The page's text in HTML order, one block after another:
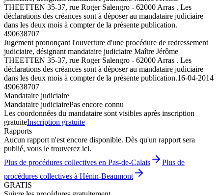
THEETTEN 35-37, rue Roger Salengro - 62000 Arras . Les
déclarations des créances sont à déposer au mandataire judiciaire
dans les deux mois à compter de la présente publication.
490638707
Jugement prononçant l'ouverture d'une procédure de redressement
judiciaire, désignant mandataire judiciaire Maître Jérôme
THEETTEN 35-37, rue Roger Salengro - 62000 Arras . Les
déclarations des créances sont à déposer au mandataire judiciaire
dans les deux mois à compter de la présente publication.16-04-2014
490638707
Mandataire judiciaire
Mandataire judiciairePas encore connu
Les coordonnées du mandataire sont visibles après inscription
gratuiteInscription gratuite
Rapports
Aucun rapport n'est encore disponible. Dès qu'un rapport sera
publié, vous le trouverez ici.
Plus de procédures collectives en Pas-de-Calais
Plus de
procédures collectives à Hénin-Beaumont
GRATIS